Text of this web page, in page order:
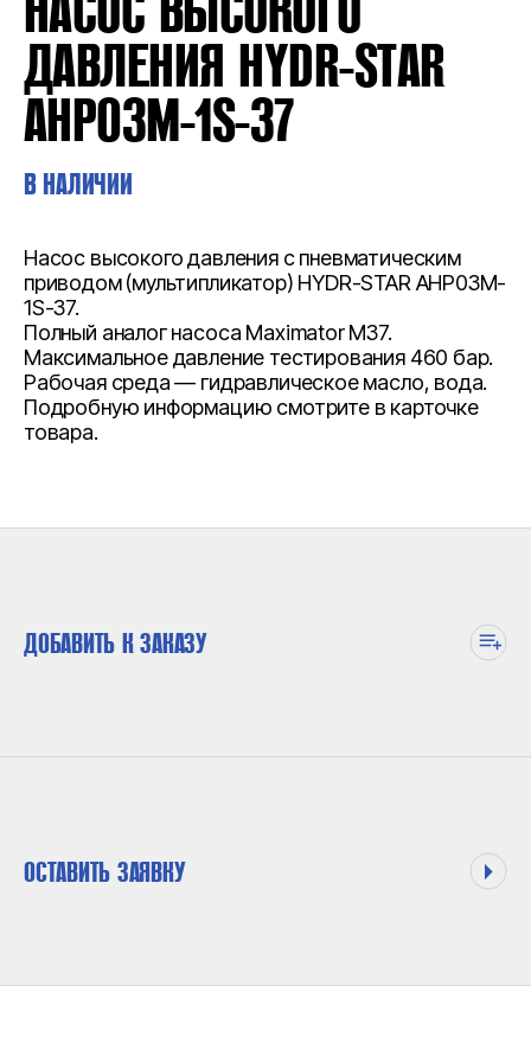
ДАВЛЕНИЯ HYDR-STAR
AHP03M-1S-37
В НАЛИЧИИ
Насос высокого давления с пневматическим
приводом (мультипликатор) HYDR-STAR AHP03M-
1S-37.
Полный аналог насоса Maximator M37.
Максимальное давление тестирования 460 бар.
Рабочая среда — гидравлическое масло, вода.
Подробную информацию смотрите в карточке
товара.
ДОБАВИТЬ К ЗАКАЗУ
ОСТАВИТЬ ЗАЯВКУ